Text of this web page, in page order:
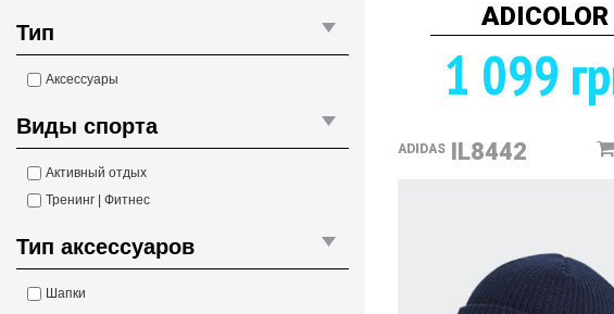
Тип
Аксессуары
Виды спорта
Активный отдых
Тренинг | Фитнес
Тип аксессуаров
Шапки
ADICOLOR
1 099
ADIDAS IL8442